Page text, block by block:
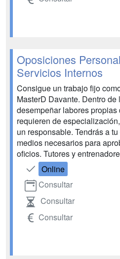
Oposiciones
Servicios Internos
Consigue un trabajo fijo
MasterD Davante. Dentro
desempeñar labores
requieren de
un responsable. Tendrás a
medios necesarios para
oficios. Tutores y
Online
Consultar
Consultar
Consultar